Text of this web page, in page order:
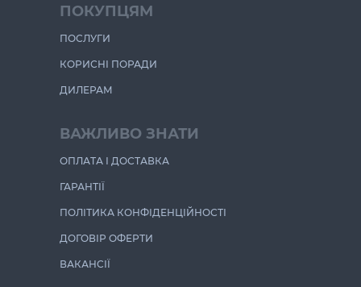
ПОКУПЦЯМ
ПОСЛУГИ
КОРИСНІ ПОРАДИ
ДИЛЕРАМ
ВАЖЛИВО ЗНАТИ
ОПЛАТА І ДОСТАВКА
ГАРАНТІЇ
ПОЛІТИКА КОНФІДЕНЦІЙНОСТІ
ДОГОВІР ОФЕРТИ
ВАКАНСІЇ